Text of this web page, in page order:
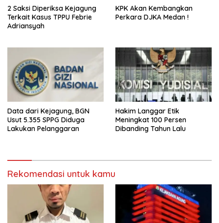
2 Saksi Diperiksa Kejagung
Terkait Kasus TPPU Febrie
Adriansyah
KPK Akan Kembangkan
Perkara DJKA Medan !
Data dari Kejagung, BGN
Usut 5.355 SPPG Diduga
Lakukan Pelanggaran
Hakim Langgar Etik
Meningkat 100 Persen
Dibanding Tahun Lalu
Rekomendasi untuk kamu